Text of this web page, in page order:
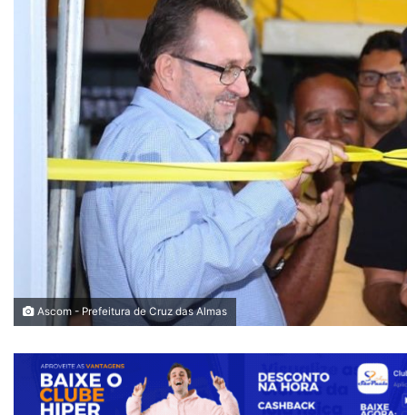
Ascom - Prefeitura de Cruz das Almas